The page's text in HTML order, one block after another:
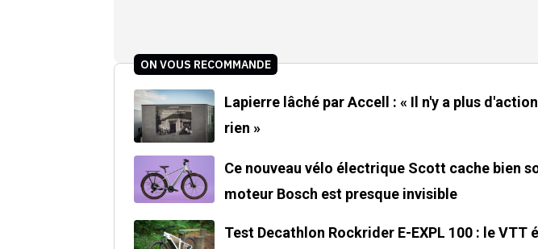
ON VOUS RECOMMANDE
Lapierre lâché par Accell : « Il n'y a plus
rien »
Ce nouveau vélo électrique Scott cache bien
moteur Bosch est presque invisible
Test Decathlon Rockrider E-EXPL 100 : le VTT